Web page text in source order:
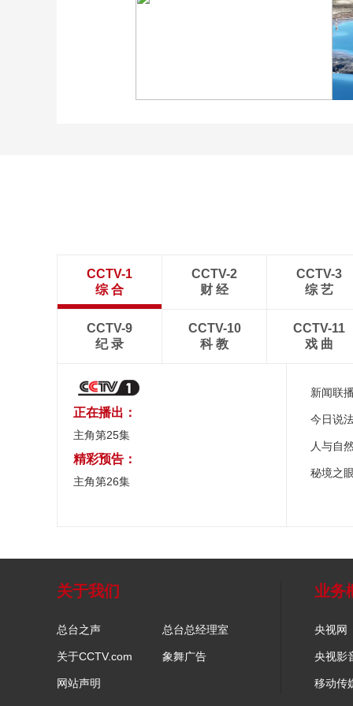
CCTV-1
综 合
CCTV-2
财 经
CCTV-3
综 艺
CCTV-9
纪 录
CCTV-10
科 教
CCTV-11
戏 曲
正在播出：
主角第25集
精彩预告：
主角第26集
新闻联
今日说
人与自
秘境之
关于我们
总台之声 总台总经理室
关于CCTV.com 象舞广告
网站声明
业务
央视网
央视影
移动传